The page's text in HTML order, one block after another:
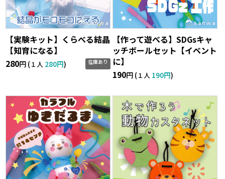
【実験キット】くらべる結晶
【知育になる】
280円 (１人 280円) 在庫あり
【作って遊べる】SDGsキャ
ッチボールセット【イベント
に】
190円 (１人 190円)